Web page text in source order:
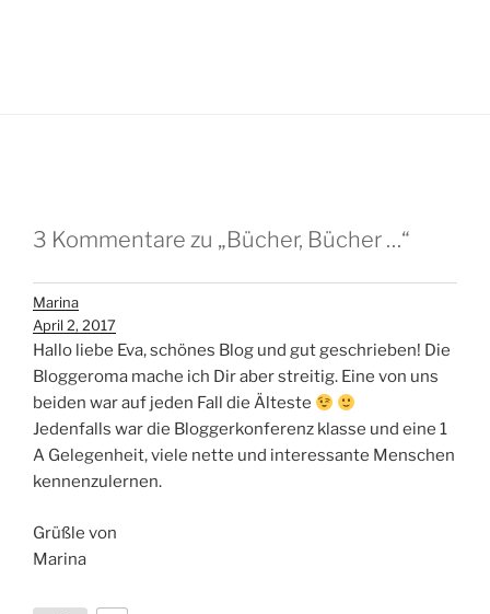
3 Kommentare zu „Bücher, Bücher …“
Marina
April 2, 2017
Hallo liebe Eva, schönes Blog und gut geschrieben! Die
Bloggeroma mache ich Dir aber streitig. Eine von uns
beiden war auf jeden Fall die Älteste
Jedenfalls war die Bloggerkonferenz klasse und eine 1
A Gelegenheit, viele nette und interessante Menschen
kennenzulernen.
Grüßle von
Marina